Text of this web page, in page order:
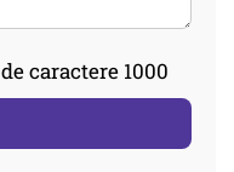
caractere 1000